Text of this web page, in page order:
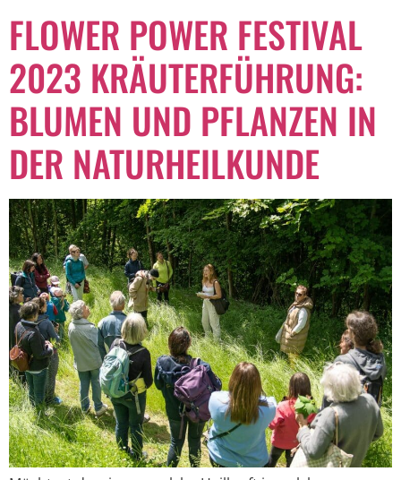
FLOWER POWER FESTIVAL
2023 KRÄUTERFÜHRUNG:
BLUMEN UND PFLANZEN IN
DER NATURHEILKUNDE